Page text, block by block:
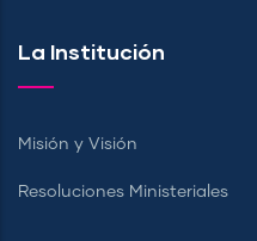
La Institución
Misión y Visión
Resoluciones Ministeriales